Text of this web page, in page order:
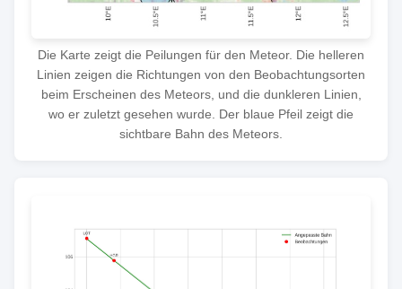
Die Karte zeigt die Peilungen für den Meteor. Die helleren
Linien zeigen die Richtungen von den Beobachtungsorten
beim Erscheinen des Meteors, und die dunkleren Linien,
wo er zuletzt gesehen wurde. Der blaue Pfeil zeigt die
sichtbare Bahn des Meteors.